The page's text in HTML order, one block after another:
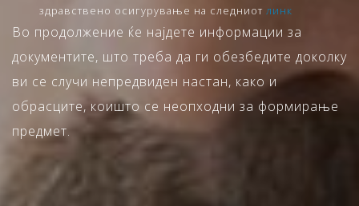
здравствено осигурување на следниот линк
Во продолжение ќе најдете информации за
документите, што треба да ги обезбедите доколку
ви се случи непредвиден настан, како и
обрасците, коишто се неопходни за формирање
предмет.